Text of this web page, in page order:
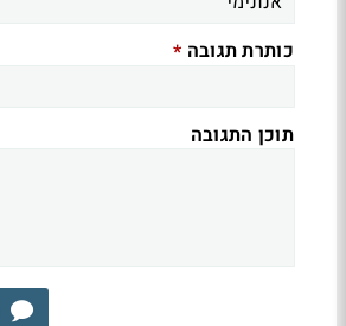
כותרת תגובה *
תוכן התגובה